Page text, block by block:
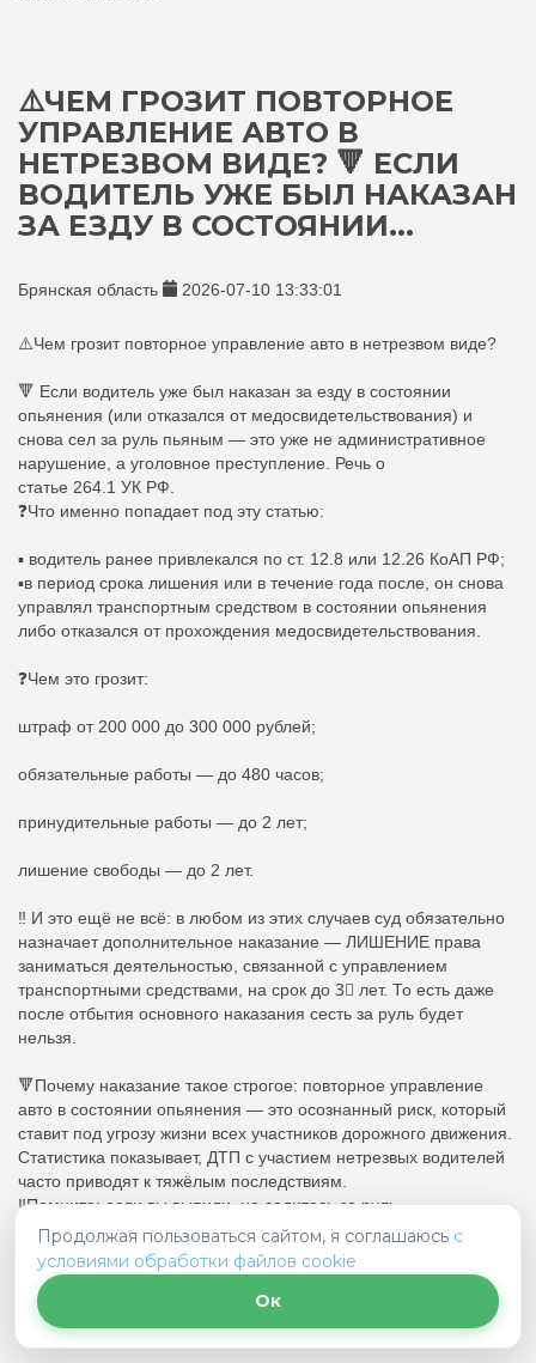
⚠️ЧЕМ ГРОЗИТ ПОВТОРНОЕ
УПРАВЛЕНИЕ АВТО В
НЕТРЕЗВОМ ВИДЕ? 🔻 ЕСЛИ
ВОДИТЕЛЬ УЖЕ БЫЛ НАКАЗАН
ЗА ЕЗДУ В СОСТОЯНИИ...
Брянская область 2026-07-10 13:33:01
⚠️Чем грозит повторное управление авто в нетрезвом виде?
🔻 Если водитель уже был наказан за езду в состоянии
опьянения (или отказался от медосвидетельствования) и
снова сел за руль пьяным — это уже не административное
нарушение, а уголовное преступление. Речь о
статье 264.1 УК РФ.
❓Что именно попадает под эту статью:
▪️ водитель ранее привлекался по ст. 12.8 или 12.26 КоАП РФ;
▪️в период срока лишения или в течение года после, он снова
управлял транспортным средством в состоянии опьянения
либо отказался от прохождения медосвидетельствования.
❓Чем это грозит:
штраф от 200 000 до 300 000 рублей;
обязательные работы — до 480 часов;
принудительные работы — до 2 лет;
лишение свободы — до 2 лет.
‼️ И это ещё не всё: в любом из этих случаев суд обязательно
назначает дополнительное наказание — ЛИШЕНИЕ права
заниматься деятельностью, связанной с управлением
транспортными средствами, на срок до 3⃣ лет. То есть даже
после отбытия основного наказания сесть за руль будет
нельзя.
🔻Почему наказание такое строгое: повторное управление
авто в состоянии опьянения — это осознанный риск, который
ставит под угрозу жизни всех участников дорожного движения.
Статистика показывает, ДТП с участием нетрезвых водителей
часто приводят к тяжёлым последствиям.
‼️Помните: если вы выпили, не садитесь за руль.
Воспользуйтесь такси, общественным транспортом или
попросите кого‑то из трезвых друзей подвезти. Это не просто
правило — это вопрос безопасности.
Продолжая пользоваться сайтом, я соглашаюсь с
условиями обработки файлов cookie
Ок